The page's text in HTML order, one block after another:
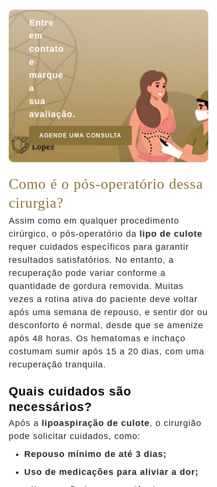
Entre
em
contato
e
marque
a
sua
avaliação.
AGENDE UMA CONSULTA
Como é o pós-operatório dessa
cirurgia?
Assim como em qualquer procedimento
cirúrgico, o pós-operatório da lipo de culote
requer cuidados específicos para garantir
resultados satisfatórios. No entanto, a
recuperação pode variar conforme a
quantidade de gordura removida. Muitas
vezes a rotina ativa do paciente deve voltar
após uma semana de repouso, e sentir dor ou
desconforto é normal, desde que se amenize
após 48 horas. Os hematomas e inchaço
costumam sumir após 15 a 20 dias, com uma
recuperação tranquila.
Quais cuidados são
necessários?
Após a lipoaspiração de culote, o cirurgião
pode solicitar cuidados, como:
Repouso mínimo de até 3 dias;
Uso de medicações para aliviar a dor;